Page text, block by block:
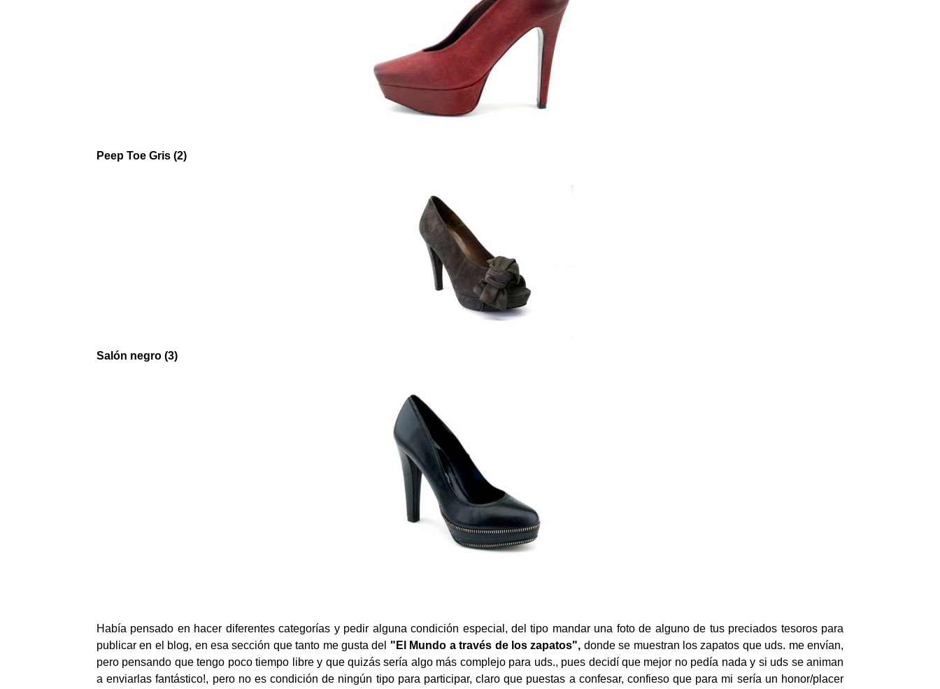
Peep Toe Gris (2)
Salón negro (3)
Había pensado en hacer diferentes categorías y pedir alguna condición especial, del tipo mandar una foto de alguno de tus preciados tesoros para
publicar en el blog, en esa sección que tanto me gusta del "El Mundo a través de los zapatos", donde se muestran los zapatos que uds. me envían,
pero pensando que tengo poco tiempo libre y que quizás sería algo más complejo para uds., pues decidí que mejor no pedía nada y si uds se animan
a enviarlas fantástico!, pero no es condición de ningún tipo para participar, claro que puestas a confesar, confieso que para mi sería un honor/placer